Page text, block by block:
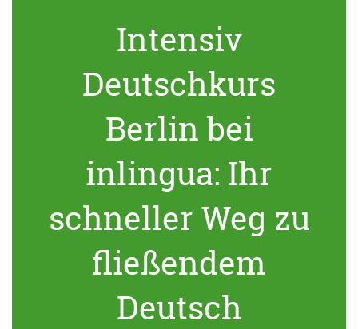
Intensiv
Deutschkurs
Berlin bei
inlingua: Ihr
schneller Weg zu
fließendem
Deutsch